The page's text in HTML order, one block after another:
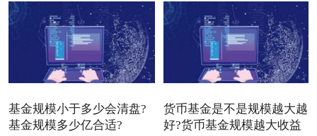
基金规模小于多少会清盘?
基金规模多少亿合适?
货币基金是不是规模越大越
好?货币基金规模越大收益